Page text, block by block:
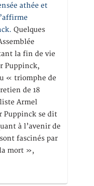
athée et
Quelques
la fin de vie
Puppinck,
« triomphe de
de 18
Armel
Puppinck se dit
à l’avenir de
fascinés par
mort »,